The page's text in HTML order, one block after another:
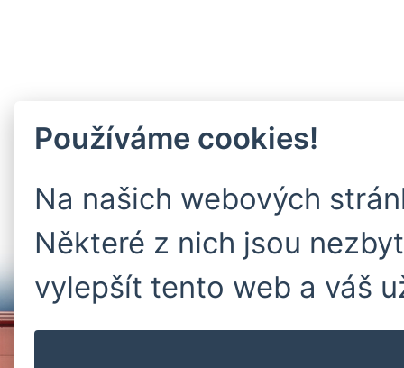
Používáme cookies!
Na našich webových
Některé z nich jsou
vylepšít tento web a váš